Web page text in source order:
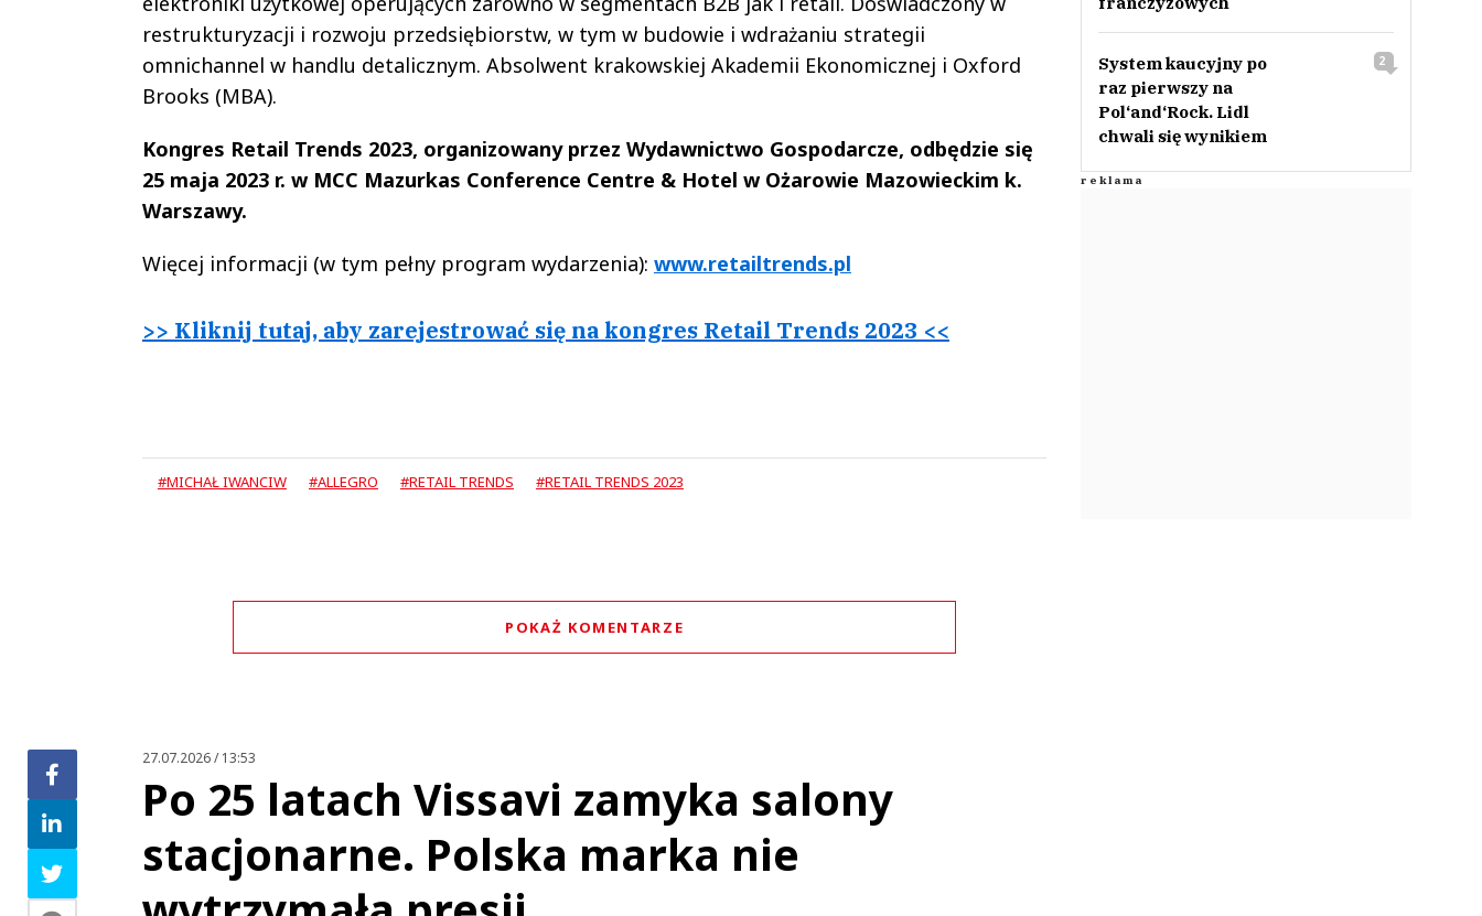
restrukturyzacji i rozwoju przedsiębiorstw, w tym w budowie i wdrażaniu strategii
omnichannel w handlu detalicznym. Absolwent krakowskiej Akademii Ekonomicznej i Oxford
Brooks (MBA).
Kongres Retail Trends 2023, organizowany przez Wydawnictwo Gospodarcze, odbędzie się
25 maja 2023 r. w MCC Mazurkas Conference Centre & Hotel w Ożarowie Mazowieckim k.
Warszawy.
Więcej informacji (w tym pełny program wydarzenia): www.retailtrends.pl
>> Kliknij tutaj, aby zarejestrować się na kongres Retail Trends 2023 <<
#MICHAŁ IWANCIW #ALLEGRO #RETAIL TRENDS #RETAIL TRENDS 2023
POKAŻ KOMENTARZE
Anuluj
System kaucyjny po
raz pierwszy na
Pol‘and‘Rock. Lidl
chwali się wynikiem
2
27.07.2026 / 13:53
Po 25 latach Vissavi zamyka salony
stacjonarne. Polska marka nie